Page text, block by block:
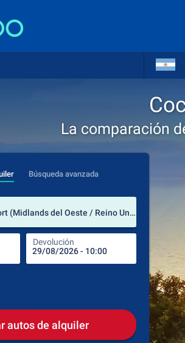
La comparación
Búsqueda avanzada
Birmingham Airport (Midlands del Oeste / Reino Unido)
Devolución
Recogida
autos de alquiler